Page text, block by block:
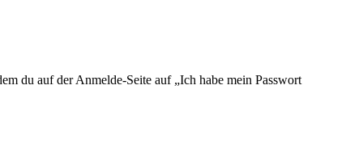
du auf der Anmelde-Seite auf „Ich habe mein Passwort